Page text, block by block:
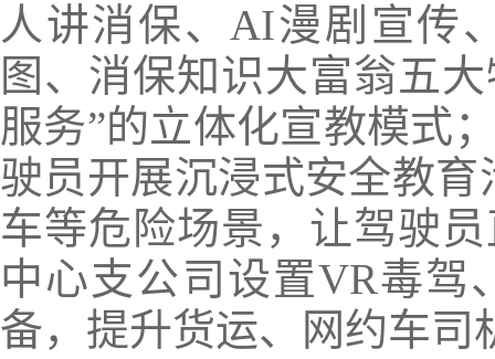
人讲消保、AI漫剧宣传
图、消保知识大富翁五
服务”的立体化宣教模式
驶员开展沉浸式安全教育
车等危险场景，让驾驶
中心支公司设置VR毒驾
备，提升货运、网约车司